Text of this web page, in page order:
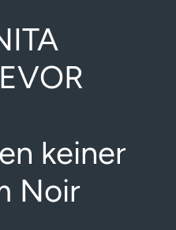
keiner
Noir